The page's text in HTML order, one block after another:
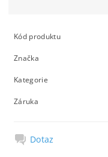
Kód produktu
Značka
Kategorie
Záruka
Dotaz